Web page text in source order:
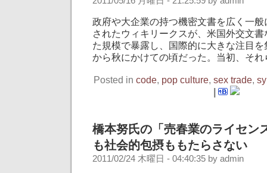
政府や大企業の持つ機密文書を広く一
されたウィキリークスが、米国外交文
た規模で暴露し、国際的に大きな注目
から秋にかけての頃だった。当初、そ
Posted in code, pop culture, sex trade,
|
橋本努氏の「売春業のライセン
も社会的包摂ももたらさない
2011/02/24 木曜日 - 04:40:35 by admin